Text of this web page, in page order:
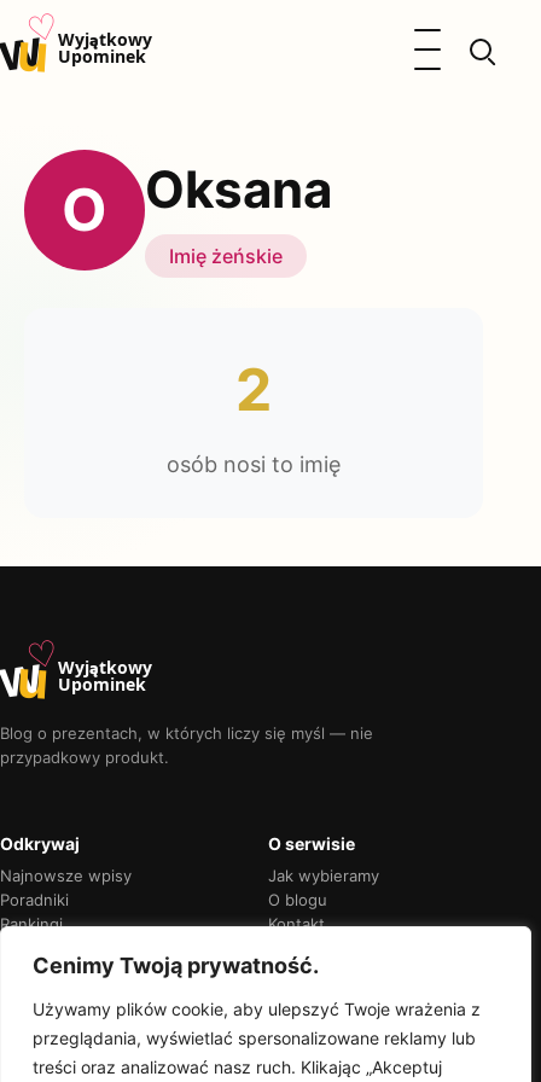
Cenimy Twoją prywatność.
Używamy plików cookie, aby ulepszyć Twoje wrażenia z
przeglądania, wyświetlać spersonalizowane reklamy lub
treści oraz analizować nasz ruch. Klikając „Akceptuj
u♡Wyjątkowy
Upominek
Otwórz menu
Kalendarz Imienin
Kobieta
Okazje
Katalog prezentów
O Oksana
Imię żeńskie
2
osób nosi to imię
u♡Wyjątkowy
Upominek
Blog o prezentach, w których liczy się myśl — nie
przypadkowy produkt.
Odkrywaj
Najnowsze wpisy
Poradniki
Rankingi
O serwisie
Jak wybieramy
O blogu
Kontakt
Przejrzyste rekomendacje